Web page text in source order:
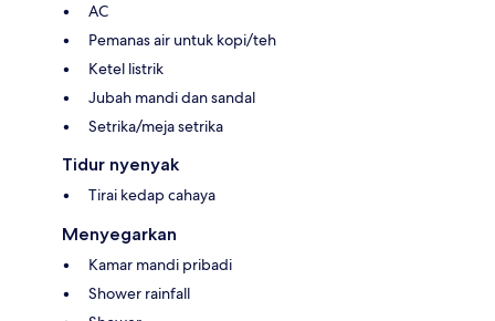
AC
Pemanas air untuk kopi/teh
Ketel listrik
Jubah mandi dan sandal
Setrika/meja setrika
Tidur nyenyak
Tirai kedap cahaya
Menyegarkan
Kamar mandi pribadi
Shower rainfall